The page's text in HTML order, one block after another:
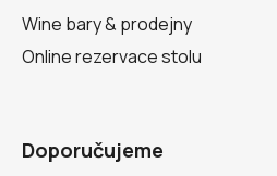
Wine bary & prodejny
Online rezervace stolu
Doporučujeme